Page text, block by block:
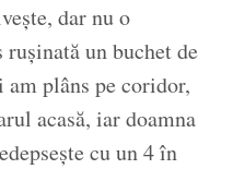
dar nu o
un buchet de
plâns pe coridor,
acasă, iar doamna
cu un 4 în